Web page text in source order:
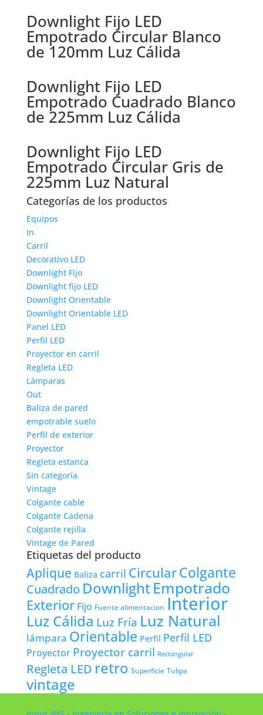
Downlight Fijo LED
Empotrado Circular Blanco
de 120mm Luz Cálida
Downlight Fijo LED
Empotrado Cuadrado Blanco
de 225mm Luz Cálida
Downlight Fijo LED
Empotrado Circular Gris de
225mm Luz Natural
Categorías de los productos
Equipos
In
Carril
Decorativo LED
Downlight Fijo
Downlight fijo LED
Downlight Orientable
Downlight Orientable LED
Panel LED
Perfil LED
Proyector en carril
Regleta LED
Lámparas
Out
Baliza de pared
empotrable suelo
Perfil de exterior
Proyector
Regleta estanca
Sin categoría
Vintage
Colgante cable
Colgante Cadena
Colgante rejilla
Vintage de Pared
Etiquetas del producto
Aplique Baliza carril CircularColgante
Cuadrado DownlightEmpotrado
Exterior Fijo Fuente alimentacion Interior
Luz Cálida Luz Fría Luz Natural
lámpara Orientable Perfil Perfil LED
Proyector Proyector carril Rectangular
Regleta LED retro Superficie Tulipa
vintage